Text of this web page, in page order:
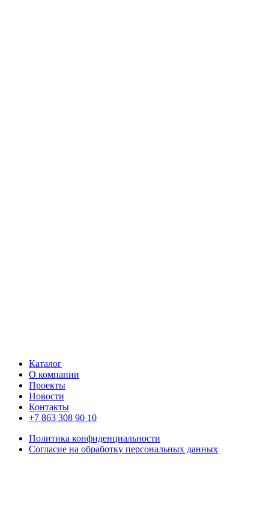
Каталог
О компании
Проекты
Новости
Контакты
+7 863 308 90 10
Политика конфиденциальности
Согласие на обработку персональных данных